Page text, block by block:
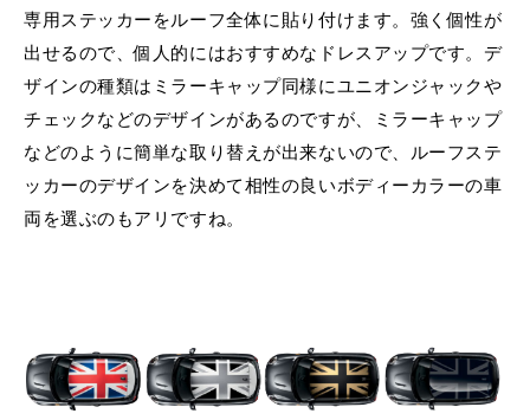
専用ステッカーをルーフ全体に貼り付けます。強く個性が
出せるので、個人的にはおすすめなドレスアップです。デ
ザインの種類はミラーキャップ同様にユニオンジャックや
チェックなどのデザインがあるのですが、ミラーキャップ
などのように簡単な取り替えが出来ないので、ルーフステ
ッカーのデザインを決めて相性の良いボディーカラーの車
両を選ぶのもアリですね。